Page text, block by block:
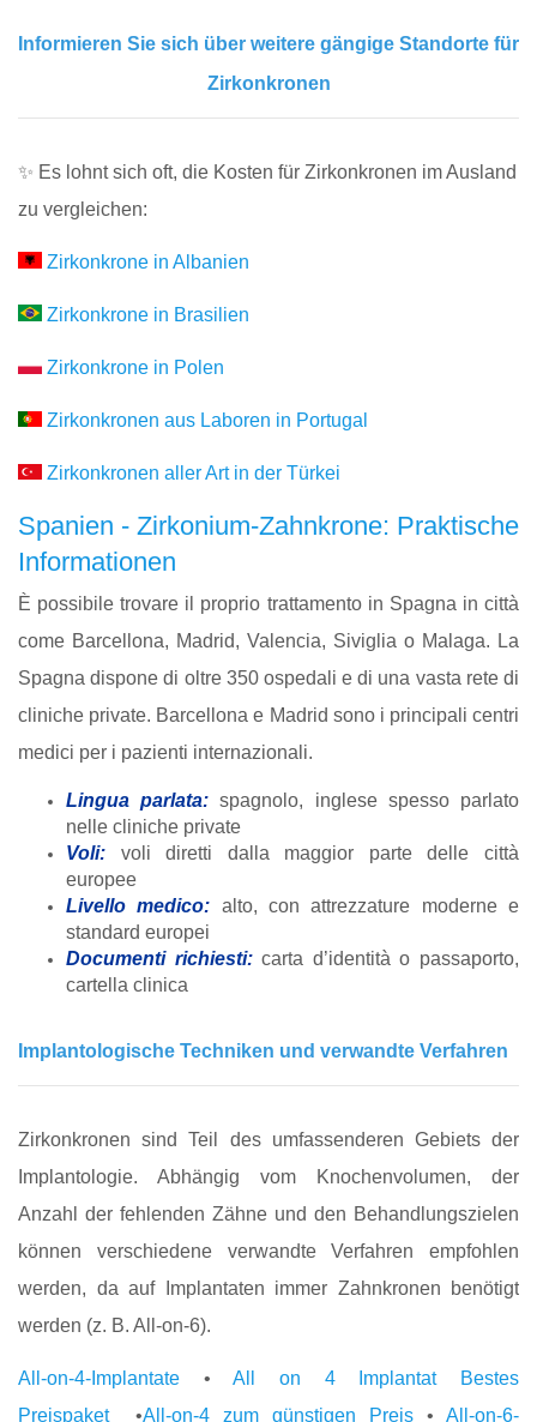
Informieren Sie sich über weitere gängige Standorte für
Zirkonkronen
✨ Es lohnt sich oft, die Kosten für Zirkonkronen im Ausland
zu vergleichen:
Zirkonkrone in Albanien
Zirkonkrone in Brasilien
Zirkonkrone in Polen
Zirkonkronen aus Laboren in Portugal
Zirkonkronen aller Art in der Türkei
Spanien - Zirkonium-Zahnkrone: Praktische
Informationen
È possibile trovare il proprio trattamento in Spagna in città
come Barcellona, Madrid, Valencia, Siviglia o Malaga. La
Spagna dispone di oltre 350 ospedali e di una vasta rete di
cliniche private. Barcellona e Madrid sono i principali centri
medici per i pazienti internazionali.
Lingua parlata:spagnolo, inglese spesso parlato
nelle cliniche private
Voli: voli diretti dalla maggior parte delle città
europee
Livello medico: alto, con attrezzature moderne e
standard europei
Documenti richiesti:carta d’identità o passaporto,
cartella clinica
Implantologische Techniken und verwandte Verfahren
Zirkonkronen sind Teil des umfassenderen Gebiets der
Implantologie. Abhängig vom Knochenvolumen, der
Anzahl der fehlenden Zähne und den Behandlungszielen
können verschiedene verwandte Verfahren empfohlen
werden, da auf Implantaten immer Zahnkronen benötigt
werden (z. B. All-on-6).
All-on-4-Implantate •All on 4 Implantat Bestes
Preispaket•All-on-4 zum günstigen Preis • All-on-6-